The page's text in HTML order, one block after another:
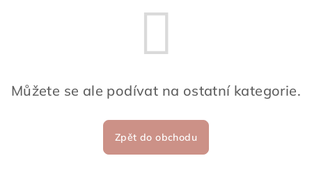
Můžete se ale podívat na ostatní kategorie.
Zpět do obchodu